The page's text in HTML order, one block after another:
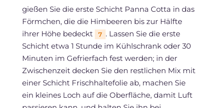
gießen Sie die erste Schicht Panna Cotta in das
Förmchen, die die Himbeeren bis zur Hälfte
ihrer Höhe bedeckt
7 . Lassen Sie die erste
Schicht etwa 1 Stunde im Kühlschrank oder 30
Minuten im Gefrierfach fest werden; in der
Zwischenzeit decken Sie den restlichen Mix mit
einer Schicht Frischhaltefolie ab, machen Sie
ein kleines Loch auf die Oberfläche, damit Luft